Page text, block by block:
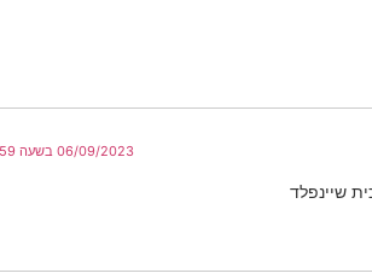
06/09/2023 בשעה 09:59
שיינפלד